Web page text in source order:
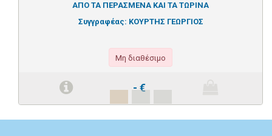
ΑΠΟ ΤΑ ΠΕΡΑΣΜΕΝΑ ΚΑΙ ΤΑ ΤΩΡΙΝΑ
Συγγραφέας: ΚΟΥΡΤΗΣ ΓΕΩΡΓΙΟΣ
Μη διαθέσιμο
- €